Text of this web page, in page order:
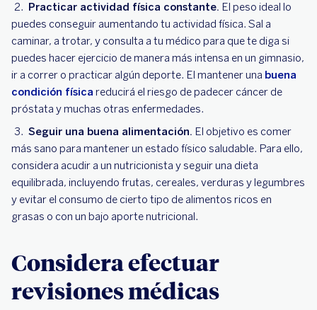
Practicar actividad física constante. El peso ideal lo
puedes conseguir aumentando tu actividad física. Sal a
caminar, a trotar, y consulta a tu médico para que te diga si
puedes hacer ejercicio de manera más intensa en un gimnasio,
ir a correr o practicar algún deporte. El mantener una buena
condición física reducirá el riesgo de padecer cáncer de
próstata y muchas otras enfermedades.
Seguir una buena alimentación. El objetivo es comer
más sano para mantener un estado físico saludable. Para ello,
considera acudir a un nutricionista y seguir una dieta
equilibrada, incluyendo frutas, cereales, verduras y legumbres
y evitar el consumo de cierto tipo de alimentos ricos en
grasas o con un bajo aporte nutricional.
Considera efectuar
revisiones médicas